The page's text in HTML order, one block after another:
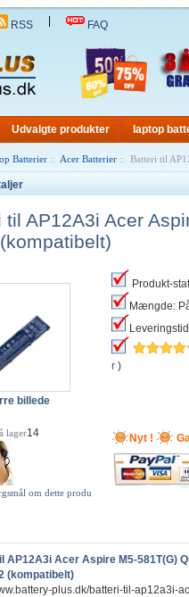
RSS FAQ
Udvalgte produkter laptop
Batterier :: Acer Batterier :: Batteri til
til AP12A3i Acer
billede
lager14
om dette produ
Produkt-
Mængde:
r )
Nyt !
AP12A3i Acer Aspire M5-581T(G)
(kompatibelt)
plus.dk/batteri-til-ap12a3i-